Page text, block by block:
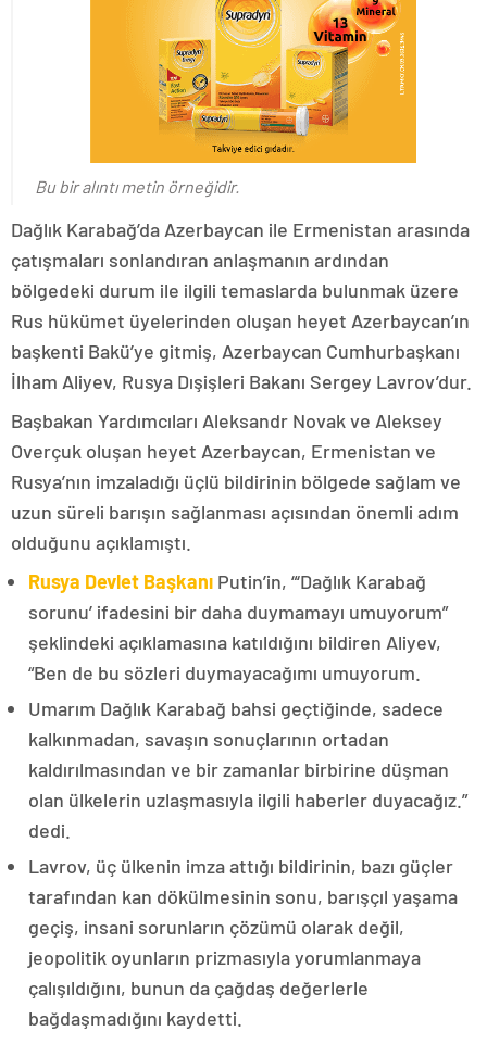
Bu bir alıntı metin örneğidir.
Dağlık Karabağ’da Azerbaycan ile Ermenistan arasında
çatışmaları sonlandıran anlaşmanın ardından
bölgedeki durum ile ilgili temaslarda bulunmak üzere
Rus hükümet üyelerinden oluşan heyet Azerbaycan’ın
başkenti Bakü’ye gitmiş, Azerbaycan Cumhurbaşkanı
İlham Aliyev, Rusya Dışişleri Bakanı Sergey Lavrov’dur.
Başbakan Yardımcıları Aleksandr Novak ve Aleksey
Overçuk oluşan heyet Azerbaycan, Ermenistan ve
Rusya’nın imzaladığı üçlü bildirinin bölgede sağlam ve
uzun süreli barışın sağlanması açısından önemli adım
olduğunu açıklamıştı.
Rusya Devlet Başkanı Putin’in, “‘Dağlık Karabağ
sorunu’ ifadesini bir daha duymamayı umuyorum”
şeklindeki açıklamasına katıldığını bildiren Aliyev,
“Ben de bu sözleri duymayacağımı umuyorum.
Umarım Dağlık Karabağ bahsi geçtiğinde, sadece
kalkınmadan, savaşın sonuçlarının ortadan
kaldırılmasından ve bir zamanlar birbirine düşman
olan ülkelerin uzlaşmasıyla ilgili haberler duyacağız.”
dedi.
Lavrov, üç ülkenin imza attığı bildirinin, bazı güçler
tarafından kan dökülmesinin sonu, barışçıl yaşama
geçiş, insani sorunların çözümü olarak değil,
jeopolitik oyunların prizmasıyla yorumlanmaya
çalışıldığını, bunun da çağdaş değerlerle
bağdaşmadığını kaydetti.